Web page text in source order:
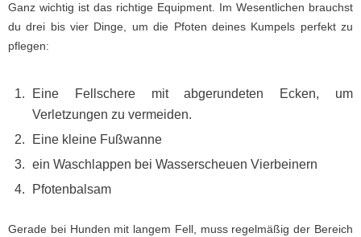
Ganz wichtig ist das richtige Equipment. Im Wesentlichen brauchst
du drei bis vier Dinge, um die Pfoten deines Kumpels perfekt zu
pflegen:
Eine Fellschere mit abgerundeten Ecken, um
Verletzungen zu vermeiden.
Eine kleine Fußwanne
ein Waschlappen bei Wasserscheuen Vierbeinern
Pfotenbalsam
Gerade bei Hunden mit langem Fell, muss regelmäßig der Bereich